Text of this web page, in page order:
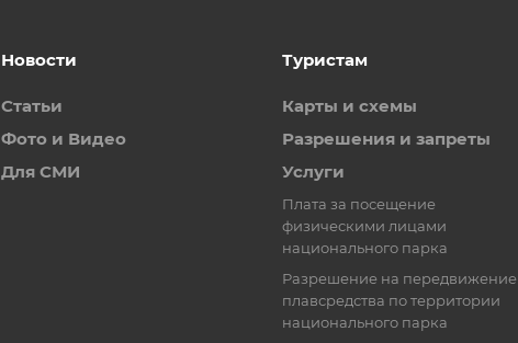
Новости
Статьи
Фото и Видео
Для СМИ
Туристам
Карты и схемы
Разрешения и запреты
Услуги
Плата за посещение
физическими лицами
национального парка
Разрешение на передвижение
плавсредства по территории
национального парка